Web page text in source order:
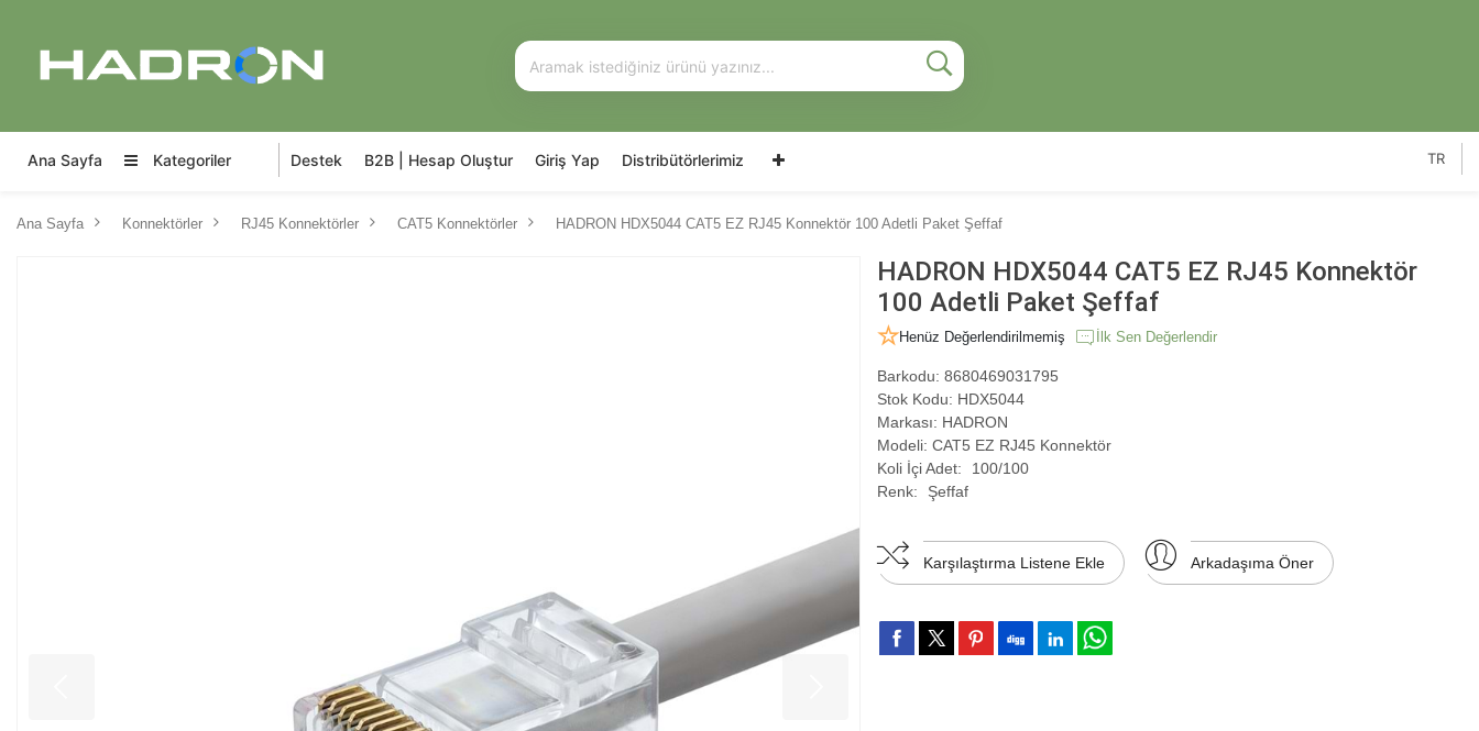
Ana Sayfa Kategoriler Destek B2B | Hesap Oluştur Giriş Yap Distribütörlerimiz TR
Ana Sayfa Konnektörler RJ45 Konnektörler CAT5 Konnektörler HADRON HDX5044 CAT5 EZ RJ45 Konnektör 100 Adetli Paket Şeffaf
HADRON HDX5044 CAT5 EZ RJ45 Konnektör
100 Adetli Paket Şeffaf
Henüz Değerlendirilmemiş İlk Sen Değerlendir
Barkodu: 8680469031795
Stok Kodu: HDX5044
Markası: HADRON
Modeli: CAT5 EZ RJ45 Konnektör
Koli İçi Adet:
100/100
Renk:
Şeffaf
Karşılaştırma Listene Ekle Arkadaşıma Öner